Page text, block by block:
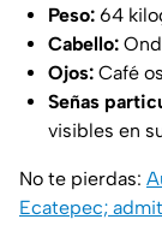
Peso: 64
Cabello:
Ojos: Café
Señas
visibles en
No te pierdas:
Ecatepec;